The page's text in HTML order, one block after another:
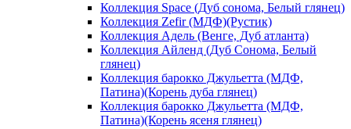
Коллекция Space (Дуб сонома, Белый глянец)
Коллекция Zefir (МДФ)(Рустик)
Коллекция Адель (Венге, Дуб атланта)
Коллекция Айленд (Дуб Сонома, Белый
глянец)
Коллекция барокко Джульетта (МДФ,
Патина)(Корень дуба глянец)
Коллекция барокко Джульетта (МДФ,
Патина)(Корень ясеня глянец)